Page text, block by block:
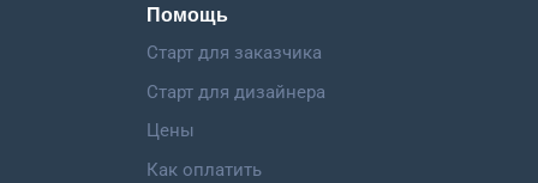
Помощь
Старт для заказчика
Старт для дизайнера
Цены
Как оплатить